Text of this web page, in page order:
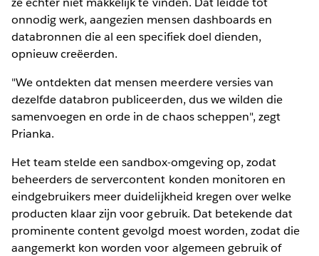
onnodig werk, aangezien mensen dashboards en
databronnen die al een specifiek doel dienden,
opnieuw creëerden.
"We ontdekten dat mensen meerdere versies van
dezelfde databron publiceerden, dus we wilden die
samenvoegen en orde in de chaos scheppen", zegt
Prianka.
Het team stelde een sandbox-omgeving op, zodat
beheerders de servercontent konden monitoren en
eindgebruikers meer duidelijkheid kregen over welke
producten klaar zijn voor gebruik. Dat betekende dat
prominente content gevolgd moest worden, zodat die
aangemerkt kon worden voor algemeen gebruik of